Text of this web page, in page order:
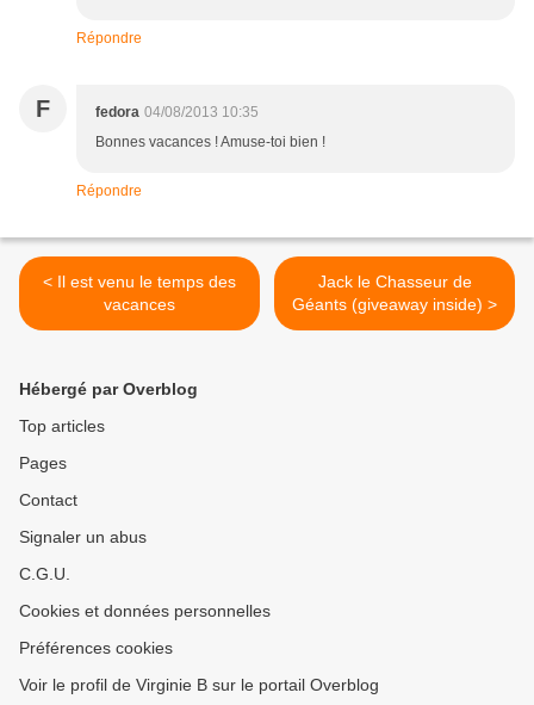
Répondre
F fedora 04/08/2013 10:35
Bonnes vacances ! Amuse-toi bien !
Répondre
< Il est venu le temps des
vacances
Jack le Chasseur de
Géants (giveaway inside) >
Hébergé par Overblog
Top articles
Pages
Contact
Signaler un abus
C.G.U.
Cookies et données personnelles
Préférences cookies
Voir le profil de Virginie B sur le portail Overblog